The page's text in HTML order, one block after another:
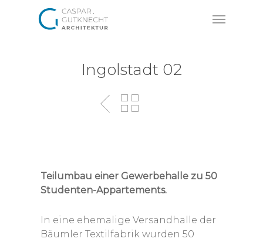
Menu
Ingolstadt 02
Teilumbau einer Gewerbehalle zu 50
Studenten-Appartements.
In eine ehemalige Versandhalle der
Bäumler Textilfabrik wurden 50